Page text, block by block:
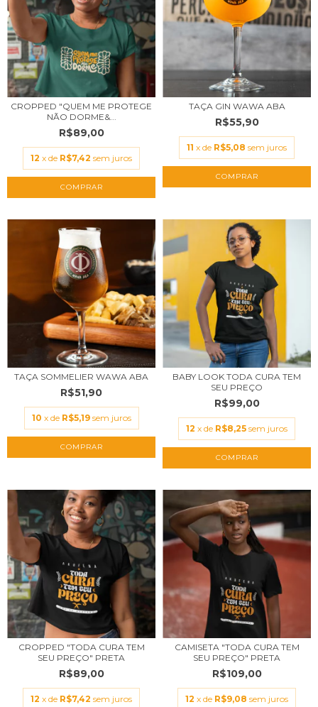
CROPPED "QUEM ME PROTEGE
NÃO DORME&...
R$89,00
12 x de R$7,42 sem juros
COMPRAR
TAÇA GIN WAWA ABA
R$55,90
11 x de R$5,08 sem juros
TAÇA SOMMELIER WAWA ABA
R$51,90
10 x de R$5,19 sem juros
BABY LOOK TODA CURA TEM
SEU PREÇO
R$99,00
12 x de R$8,25 sem juros
COMPRAR
CROPPED "TODA CURA TEM
SEU PREÇO" PRETA
R$89,00
12 x de R$7,42 sem juros
CAMISETA "TODA CURA TEM
SEU PREÇO" PRETA
R$109,00
12 x de R$9,08 sem juros